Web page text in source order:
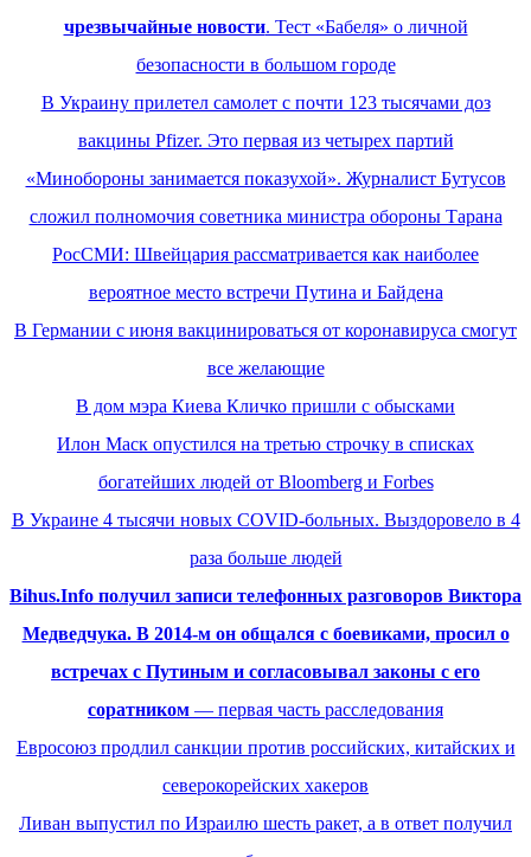
чрезвычайные новости. Тест «Бабеля» о личной
безопасности в большом городе
В Украину прилетел самолет с почти 123 тысячами доз
вакцины Pfizer. Это первая из четырех партий
«Минобороны занимается показухой». Журналист Бутусов
сложил полномочия советника министра обороны Тарана
РосСМИ: Швейцария рассматривается как наиболее
вероятное место встречи Путина и Байдена
В Германии с июня вакцинироваться от коронавируса смогут
все желающие
В дом мэра Киева Кличко пришли с обысками
Илон Маск опустился на третью строчку в списках
богатейших людей от Bloomberg и Forbes
В Украине 4 тысячи новых COVID-больных. Выздоровело в 4
раза больше людей
Bihus.Info получил записи телефонных разговоров Виктора
Медведчука. В 2014-м он общался с боевиками, просил о
встречах с Путиным и согласовывал законы с его
соратником — первая часть расследования
Евросоюз продлил санкции против российских, китайских и
северокорейских хакеров
Ливан выпустил по Израилю шесть ракет, а в ответ получил